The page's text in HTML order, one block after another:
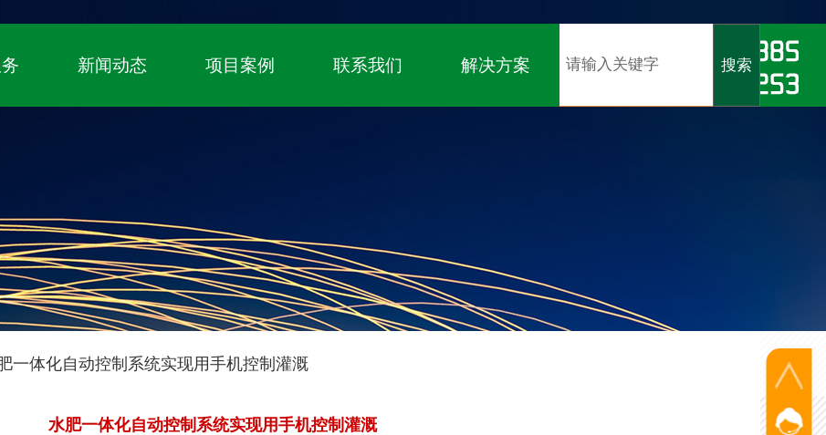
新闻动态 项目案例 联系我们 解决方案 搜索
一体化自动控制系统实现用手机控制灌溉
水肥一体化自动控制系统实现用手机控制灌溉 网站客